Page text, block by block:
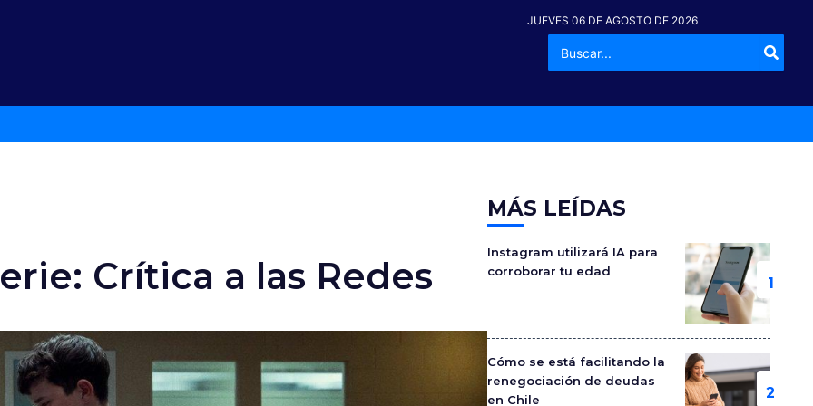
JUEVES 06 DE AGOSTO DE 2026
-º
por:
Crítica a las Redes
MÁS LEÍDAS
Instagram utilizará IA para
corroborar tu edad
Cómo se está facilitando la
renegociación de deudas
en Chile